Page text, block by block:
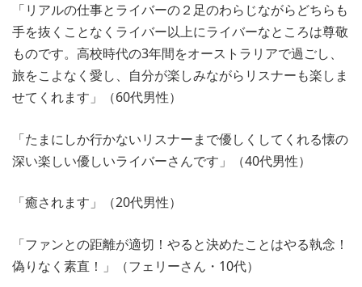
「リアルの仕事とライバーの２足のわらじながらどちらも
手を抜くことなくライバー以上にライバーなところは尊敬
ものです。高校時代の3年間をオーストラリアで過ごし、
旅をこよなく愛し、自分が楽しみながらリスナーも楽しま
せてくれます」（60代男性）
「たまにしか行かないリスナーまで優しくしてくれる懐の
深い楽しい優しいライバーさんです」（40代男性）
「癒されます」（20代男性）
「ファンとの距離が適切！やると決めたことはやる執念！
偽りなく素直！」（フェリーさん・10代）